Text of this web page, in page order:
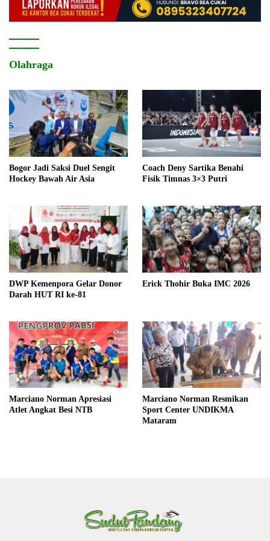
Olahraga
Bogor Jadi Saksi Duel Sengit
Hockey Bawah Air Asia
Coach Deny Sartika Benahi
Fisik Timnas 3×3 Putri
DWP Kemenpora Gelar Donor
Darah HUT RI ke-81
Erick Thohir Buka IMC 2026
Marciano Norman Apresiasi
Atlet Angkat Besi NTB
Marciano Norman Resmikan
Sport Center UNDIKMA
Mataram